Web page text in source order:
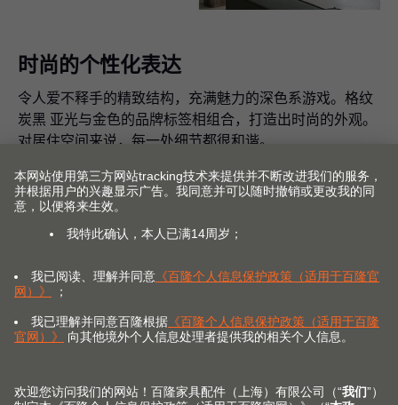
时尚的个性化表达
令人爱不释手的精致结构，充满魅力的深色系游戏。格纹
炭黑 亚光与金色的品牌标签相组合，打造出时尚的外观。
对居住空间来说，每一处细节都很和谐。